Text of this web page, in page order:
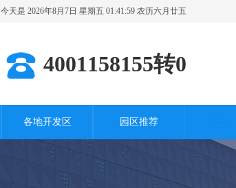
今天是 2026年8月7日 星期五 01:42:00 农历六月廿五
4001158155转0
各地开发区
其它城市
园区推荐